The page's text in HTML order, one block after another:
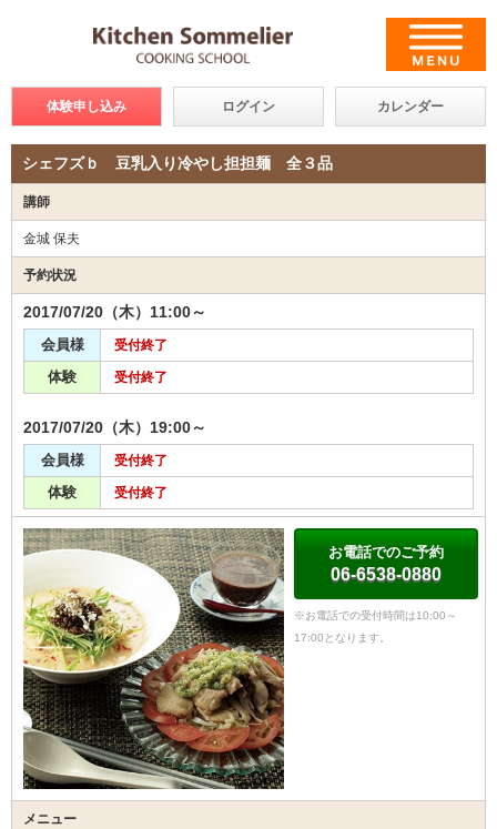
体験申し込み ログイン カレンダー
シェフズｂ 豆乳入り冷やし担担麺 全３品
講師
金城 保夫
予約状況
2017/07/20（木）11:00～
会員様 受付終了
体験 受付終了
2017/07/20（木）19:00～
会員様 受付終了
体験 受付終了
お電話でのご予約
06-6538-0880
※お電話での受付時間は10:00～
17:00となります。
メニュー